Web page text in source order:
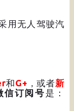
用无人驾驶汽
和G+ ，或者新
信订阅号 是：